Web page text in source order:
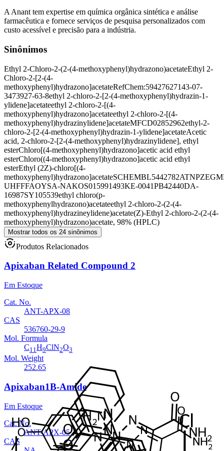
A Anant tem expertise em química orgânica sintética e análise
farmacêutica e fornece serviços de pesquisa personalizados com
custo acessível e precisão para a indústria.
Sinônimos
Ethyl 2-Chloro-2-(2-(4-methoxyphenyl)hydrazono)acetateEthyl 2-
Chloro-2-[2-(4-
methoxyphenyl)hydrazono]acetateRefChem:59427627143-07-
3473927-63-8ethyl 2-chloro-2-[2-(4-methoxyphenyl)hydrazin-1-
ylidene]acetateethyl 2-chloro-2-[(4-
methoxyphenyl)hydrazono]acetateethyl 2-chloro-2-[(4-
methoxyphenyl)hydrazinylidene]acetateMFCD02852962ethyl-2-
chloro-2-[2-(4-methoxyphenyl)hydrazin-1-ylidene]acetateAcetic
acid, 2-chloro-2-[2-(4-methoxyphenyl)hydrazinylidene], ethyl
esterChloro[(4-methoxyphenyl)hydrazono]acetic acid ethyl
esterChloro((4-methoxyphenyl)hydrazono]acetic acid ethyl
esterEthyl (2Z)-chloro[(4-
methoxyphenyl)hydrazono]acetateSCHEMBL5442782
UHFFFAOYSA-NAKOS015991493KE-0041PB42440DA-
16987SY105539ethyl chloro(p-
methoxyphenylhydrazono)acetateethyl 2-chloro-2-(2-(4-
methoxyphenyl)hydrazineylidene)acetate(Z)-Ethyl 2-chloro-2-(2-(4-
methoxyphenyl)hydrazono)acetate, 98% (HPLC)
Mostrar todos os 24 sinônimos
Produtos Relacionados
Apixaban Related Compound 2
Em Estoque
Cat. No.
ANT-APX-08
CAS
536760-29-9
Mol. Formula
C11H9ClN2O3
Mol. Weight
252.65
Apixaban1B-Amide
Em Estoque
Cat. No.
ANT-APX-05
CAS